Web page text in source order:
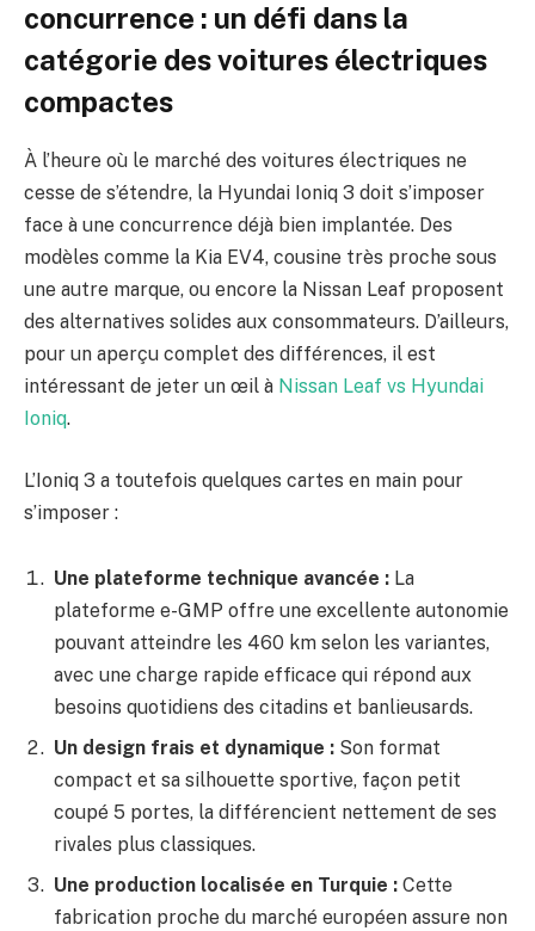
concurrence : un défi dans la
catégorie des voitures électriques
compactes
À l’heure où le marché des voitures électriques ne
cesse de s’étendre, la Hyundai Ioniq 3 doit s’imposer
face à une concurrence déjà bien implantée. Des
modèles comme la Kia EV4, cousine très proche sous
une autre marque, ou encore la Nissan Leaf proposent
des alternatives solides aux consommateurs. D’ailleurs,
pour un aperçu complet des différences, il est
intéressant de jeter un œil à Nissan Leaf vs Hyundai
Ioniq.
L’Ioniq 3 a toutefois quelques cartes en main pour
s’imposer :
Une plateforme technique avancée : La
plateforme e-GMP offre une excellente autonomie
pouvant atteindre les 460 km selon les variantes,
avec une charge rapide efficace qui répond aux
besoins quotidiens des citadins et banlieusards.
Un design frais et dynamique : Son format
compact et sa silhouette sportive, façon petit
coupé 5 portes, la différencient nettement de ses
rivales plus classiques.
Une production localisée en Turquie : Cette
fabrication proche du marché européen assure non